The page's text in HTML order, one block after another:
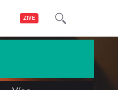
ŽIVĚ